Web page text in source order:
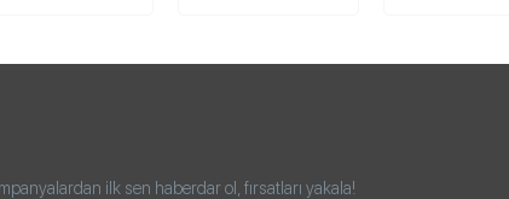
ilk sen haberdar ol, fırsatları yakala!